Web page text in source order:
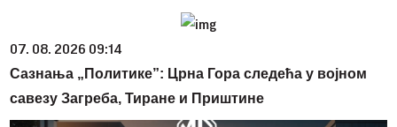
07. 08. 2026 09:14
Сазнања „Политике”: Црна Гора следећа у војном
савезу Загреба, Тиране и Приштине